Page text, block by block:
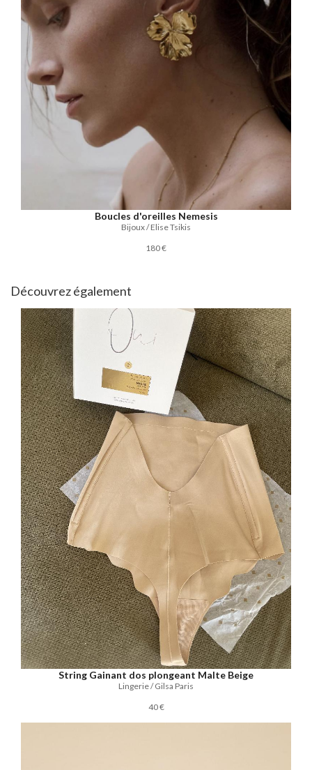
Boucles d'oreilles Nemesis
Bijoux / Elise Tsikis
180 €
Découvrez également
String Gainant dos plongeant Malte Beige
Lingerie / Gilsa Paris
40 €